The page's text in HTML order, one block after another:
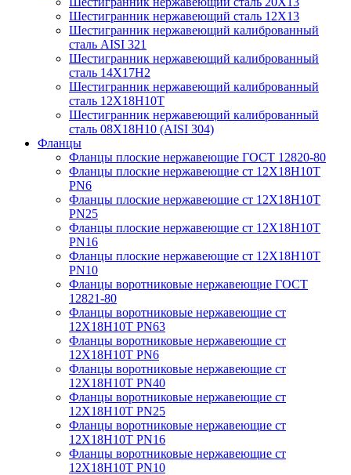
Шестигранник нержавеющий сталь 12Х13
Шестигранник нержавеющий калиброванный
сталь AISI 321
Шестигранник нержавеющий калиброванный
сталь 14Х17Н2
Шестигранник нержавеющий калиброванный
сталь 12Х18Н10Т
Шестигранник нержавеющий калиброванный
сталь 08Х18Н10 (AISI 304)
Фланцы
Фланцы плоские нержавеющие ГОСТ 12820-80
Фланцы плоские нержавеющие ст 12Х18Н10Т
PN6
Фланцы плоские нержавеющие ст 12Х18Н10Т
PN25
Фланцы плоские нержавеющие ст 12Х18Н10Т
PN16
Фланцы плоские нержавеющие ст 12Х18Н10Т
PN10
Фланцы воротниковые нержавеющие ГОСТ
12821-80
Фланцы воротниковые нержавеющие ст
12Х18Н10Т PN63
Фланцы воротниковые нержавеющие ст
12Х18Н10Т PN6
Фланцы воротниковые нержавеющие ст
12Х18Н10Т PN40
Фланцы воротниковые нержавеющие ст
12Х18Н10Т PN25
Фланцы воротниковые нержавеющие ст
12Х18Н10Т PN16
Фланцы воротниковые нержавеющие ст
12Х18Н10Т PN10